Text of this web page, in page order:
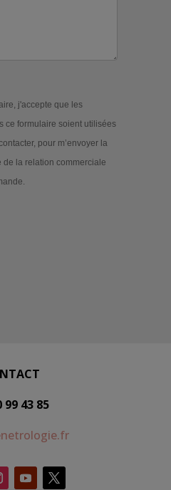
j'accepte que les
ce formulaire soient utilisées
pour m’envoyer la
de la relation commerciale
99 43 85